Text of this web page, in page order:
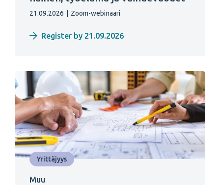
21.09.2026 Zoom-webinaari
Register by 21.09.2026
Yrittäjyys
Muu